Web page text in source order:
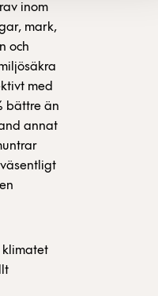
inom
mark,
och
med
bättre än
annat
klimatet